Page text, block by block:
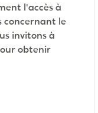
l'accès à
concernant le
invitons à
obtenir